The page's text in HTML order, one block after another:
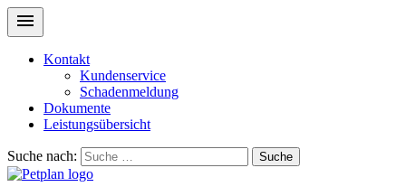
Kontakt
Kundenservice
Schadenmeldung
Dokumente
Leistungsübersicht
Suche nach: Suche